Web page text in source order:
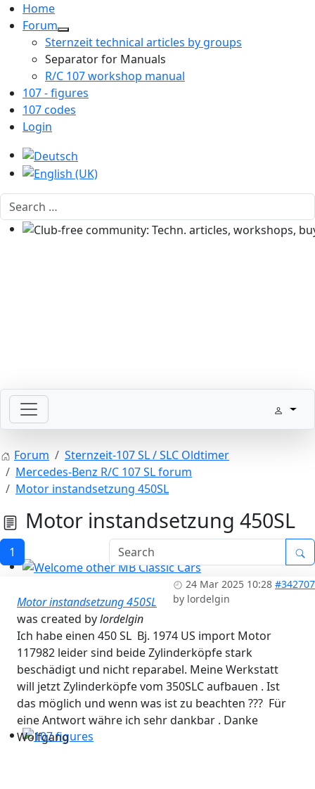
Home
Forum
Sternzeit technical articles by groups
Separator for Manuals
R/C 107 workshop manual
107 - figures
107 codes
Login
Select your language
Search
SLpedia Workshop Manual
Welcome other MB Classic Cars
Forum
Sternzeit-107 SL / SLC Oldtimer
Mercedes-Benz R/C 107 SL forum
Motor instandsetzung 450SL
Motor instandsetzung 450SL
1
24 Mar 2025 10:28 #342707
by lordelgin
Motor instandsetzung 450SL
was created bylordelgin
Ich habe einen 450 SL Bj. 1974 US import Motor
117982 leider sind beide Zylinderköpfe stark
beschädigt und nicht reparabel. Meine Werkstatt
will jetzt Zylinderköpfe vom 350SLC aufbauen . Ist
das möglich und wenn was ist zu beachten ??? Für
eine Antwort währe ich sehr dankbar . Danke
Wolfgang